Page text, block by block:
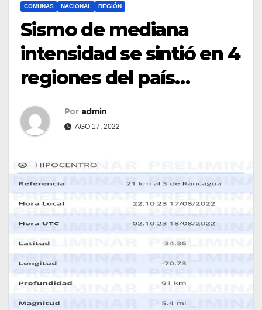
COMUNAS NACIONAL REGIÓN
Sismo de mediana
intensidad se sintió en 4
regiones del país…
Por admin
AGO 17, 2022